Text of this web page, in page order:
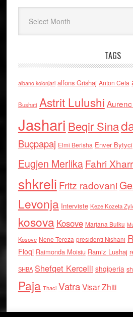
TAGS
albano kolonjari alfons Grishaj Anton Cefa
Bushati Astrit Lulushi
Jashari Beqir Sina
Buçpapaj Elmi Berisha Enver Bytyci
Eugjen MerlikaFahri
shkreli Fritz radovani
Levonja Interviste Keze Kozeta
kosova Kosove Marjana Bulku
Kosove Nene Tereza presidenti Nishani
Floqi Raimonda Moisiu Ramiz Lushaj
SHBA Shefqet Kercelli shqiperia
Paja Thaci VatraVisar Zhiti